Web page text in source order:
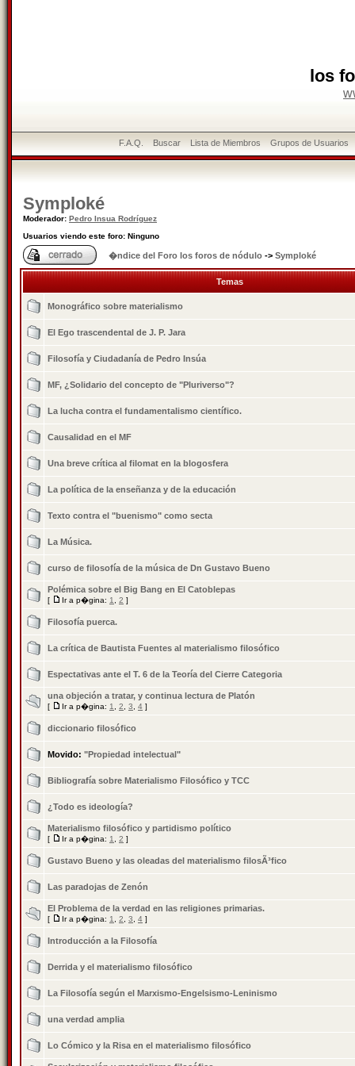
los
F.A.Q. Buscar Lista de Miembros Grupos de Usuarios
Symploké
Moderador: Pedro Insua Rodríguez
Usuarios viendo este foro: Ninguno
�ndice del Foro los foros de nódulo -> Symploké
Temas
Monográfico sobre materialismo
El Ego trascendental de J. P. Jara
Filosofía y Ciudadanía de Pedro Insúa
MF, ¿Solidario del concepto de "Pluriverso"?
La lucha contra el fundamentalismo científico.
Causalidad en el MF
Una breve crítica al filomat en la blogosfera
La política de la enseñanza y de la educación
Texto contra el "buenismo" como secta
La Música.
curso de filosofía de la música de Dn Gustavo Bueno
Polémica sobre el Big Bang en El Catoblepas
[ Ir a p�gina: 1 2 ]
Filosofía puerca.
La crí­tica de Bautista Fuentes al materialismo filosófico
Espectativas ante el T. 6 de la Teorí­a del Cierre Categoria
una objeción a tratar, y continua lectura de Platón
[ Ir a p�gina: 1 2 3 4 ]
diccionario filosófico
Movido: "Propiedad intelectual"
Bibliografía sobre Materialismo Filosófico y TCC
¿Todo es ideologí­a?
Materialismo filosófico y partidismo polí­tico
[ Ir a p�gina: 1 2 ]
Gustavo Bueno y las oleadas del materialismo filosÃ³fico
Las paradojas de Zenón
El Problema de la verdad en las religiones primarias.
[ Ir a p�gina: 1 2 3 4 ]
Introducción a la Filosofí­a
Derrida y el materialismo filosófico
La Filosofí­a según el Marxismo-Engelsismo-Leninismo
una verdad amplia
Lo Cómico y la Risa en el materialismo filosófico